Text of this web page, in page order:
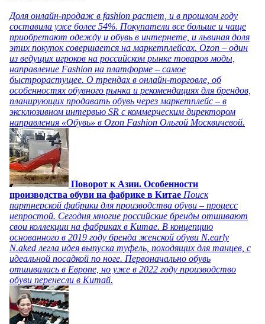
Доля онлайн-продаж в fashion растет, и в прошлом году
составила уже более 54%. Покупатели все больше и чаще
приобретают одежду и обувь в интернете, и львиная доля
этих покупок совершается на маркетплейсах. Ozon – один
из ведущих игроков на российском рынке товаров моды,
направление Fashion на платформе – самое
быстрорастущее. О трендах в онлайн-торговле, об
особенностях обувного рынка и рекомендациях для брендов,
планирующих продавать обувь через маркетплейс – в
эксклюзивном интервью SR с коммерческим директором
направления «Обувь» в Ozon Fashion Ольгой Москвичевой.
Поворот к Азии. Особенности
производства обуви на фабрике в Китае Поиск
партнерской фабрики для производства обуви – процесс
непростой. Сегодня многие российские бренды отшивают
свои коллекции на фабриках в Китае. В концепцию
основанного в 2019 году бренда женской обуви N.early
N.aked легла идея выпуска туфель, походящих для танцев, с
идеальной посадкой по ноге. Первоначально обувь
отшивалась в Европе, но уже в 2022 году производство
обуви перенесли в Китай.